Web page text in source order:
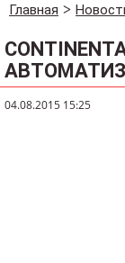
Главная
04.08.2015 15:25